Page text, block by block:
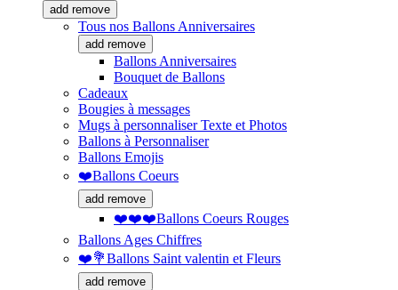
add remove
Tous nos Ballons Anniversaires
add remove
Ballons Anniversaires
Bouquet de Ballons
Cadeaux
Bougies à messages
Mugs à personnaliser Texte et Photos
Ballons à Personnaliser
Ballons Emojis
❤️Ballons Coeurs
add remove
❤️❤️❤️Ballons Coeurs Rouges
Ballons Ages Chiffres
❤️💐Ballons Saint valentin et Fleurs
add remove